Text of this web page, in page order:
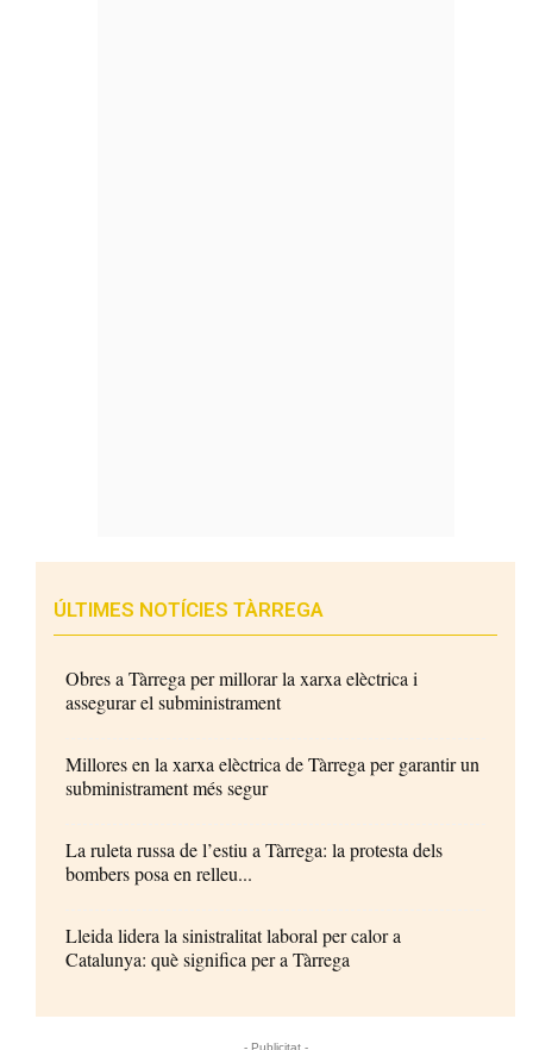
ÚLTIMES NOTÍCIES TÀRREGA
Obres a Tàrrega per millorar la xarxa elèctrica i
assegurar el subministrament
Millores en la xarxa elèctrica de Tàrrega per garantir un
subministrament més segur
La ruleta russa de l’estiu a Tàrrega: la protesta dels
bombers posa en relleu...
Lleida lidera la sinistralitat laboral per calor a
Catalunya: què significa per a Tàrrega
- Publicitat -